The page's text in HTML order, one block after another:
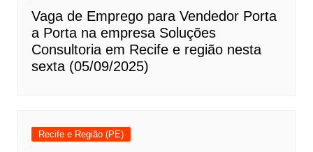
Vaga de Emprego para Vendedor Porta
a Porta na empresa Soluções
Consultoria em Recife e região nesta
sexta (05/09/2025)
Recife e Região (PE)